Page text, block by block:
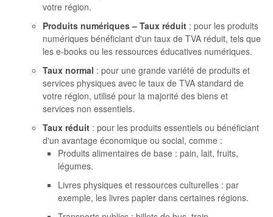
votre région.
Produits numériques – Taux réduit : pour les produits
numériques bénéficiant d'un taux de TVA réduit, tels que
les e-books ou les ressources éducatives numériques.
Taux normal : pour une grande variété de produits et
services physiques avec le taux de TVA standard de
votre région, utilisé pour la majorité des biens et
services non essentiels.
Taux réduit : pour les produits essentiels ou bénéficiant
d'un avantage économique ou social, comme :
Produits alimentaires de base : pain, lait, fruits,
légumes.
Livres physiques et ressources culturelles : par
exemple, les livres papier dans certaines régions.